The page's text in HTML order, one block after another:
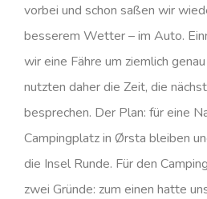
vorbei und schon saßen wir
besserem Wetter – im Auto.
wir eine Fähre um ziemlich
nutzten daher die Zeit, die
besprechen. Der Plan: für eine
Campingplatz in Ørsta bleiben
die Insel Runde. Für den
zwei Gründe: zum einen hatte